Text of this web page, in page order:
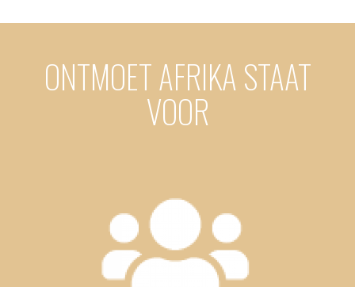
ONTMOET AFRIKA STAAT
VOOR